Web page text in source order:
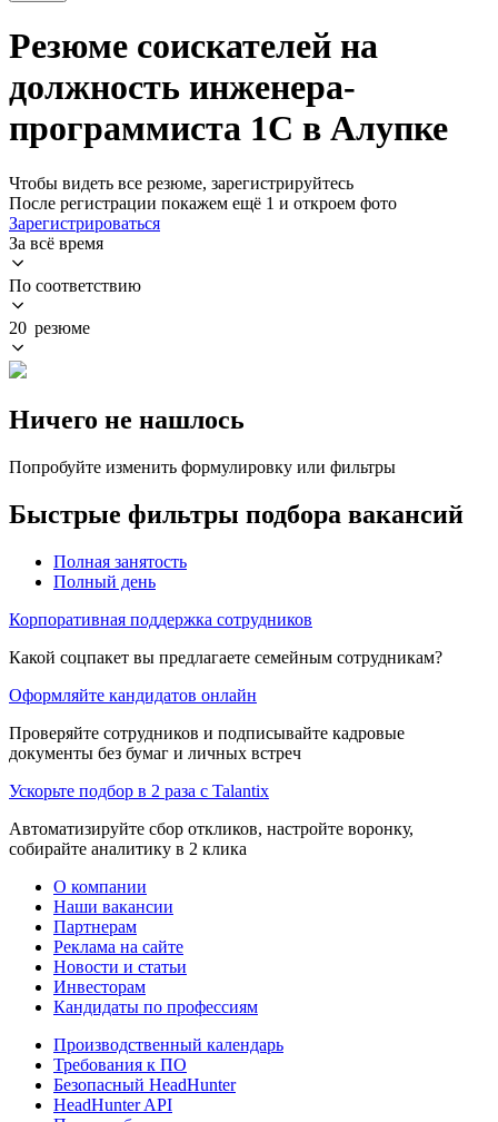
Резюме соискателей на
должность инженера-
программиста 1С в Алупке
Чтобы видеть все резюме, зарегистрируйтесь
После регистрации покажем ещё 1 и откроем фото
Зарегистрироваться
За всё время
По соответствию
20 резюме
Ничего не нашлось
Попробуйте изменить формулировку или фильтры
Быстрые фильтры подбора вакансий
Полная занятость
Полный день
Корпоративная поддержка сотрудников
Какой соцпакет вы предлагаете семейным сотрудникам?
Оформляйте кандидатов онлайн
Проверяйте сотрудников и подписывайте кадровые
документы без бумаг и личных встреч
Ускорьте подбор в 2 раза с Talantix
Автоматизируйте сбор откликов, настройте воронку,
собирайте аналитику в 2 клика
О компании
Наши вакансии
Партнерам
Реклама на сайте
Новости и статьи
Инвесторам
Кандидаты по профессиям
Производственный календарь
Требования к ПО
Безопасный HeadHunter
HeadHunter API